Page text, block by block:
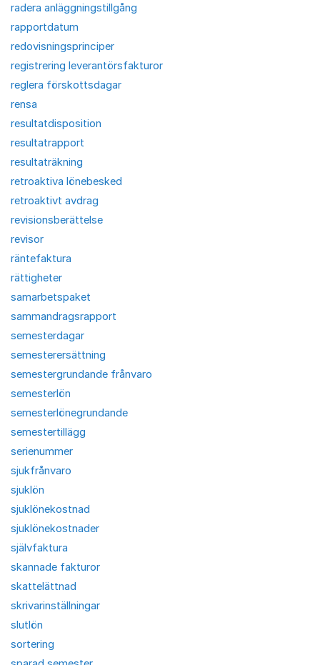
radera anläggningstillgång
rapportdatum
redovisningsprinciper
registrering leverantörsfakturor
reglera förskottsdagar
rensa
resultatdisposition
resultatrapport
resultaträkning
retroaktiva lönebesked
retroaktivt avdrag
revisionsberättelse
revisor
räntefaktura
rättigheter
samarbetspaket
sammandragsrapport
semesterdagar
semesterersättning
semestergrundande frånvaro
semesterlön
semesterlönegrundande
semestertillägg
serienummer
sjukfrånvaro
sjuklön
sjuklönekostnad
sjuklönekostnader
självfaktura
skannade fakturor
skattelättnad
skrivarinställningar
slutlön
sortering